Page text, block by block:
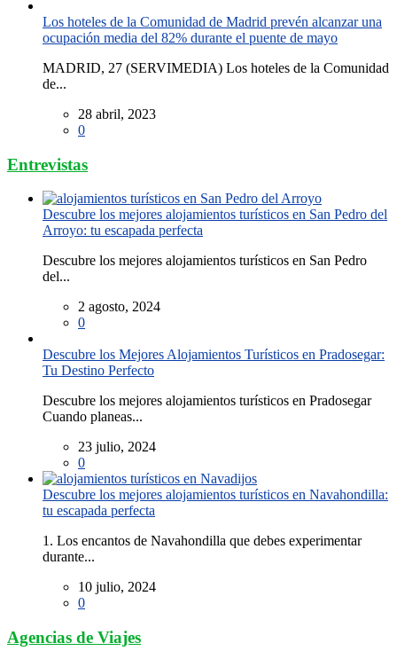
Los hoteles de la Comunidad de Madrid prevén alcanzar una
ocupación media del 82% durante el puente de mayo
MADRID, 27 (SERVIMEDIA) Los hoteles de la Comunidad
de...
28 abril, 2023
0
Entrevistas
Descubre los mejores alojamientos turísticos en San Pedro del
Arroyo: tu escapada perfecta
Descubre los mejores alojamientos turísticos en San Pedro
del...
2 agosto, 2024
0
Descubre los Mejores Alojamientos Turísticos en Pradosegar:
Tu Destino Perfecto
Descubre los mejores alojamientos turísticos en Pradosegar
Cuando planeas...
23 julio, 2024
0
Descubre los mejores alojamientos turísticos en Navahondilla:
tu escapada perfecta
1. Los encantos de Navahondilla que debes experimentar
durante...
10 julio, 2024
0
Agencias de Viajes